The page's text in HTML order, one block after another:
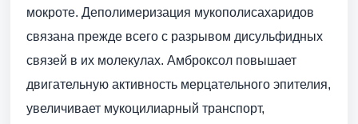
мокроте. Деполимеризация мукополисахаридов
связана прежде всего с разрывом дисульфидных
связей в их молекулах. Амброксол повышает
двигательную активность мерцательного эпителия,
увеличивает мукоцилиарный транспорт,